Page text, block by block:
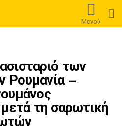
Μενού
των
Ρουμανία –
τη σαρωτική